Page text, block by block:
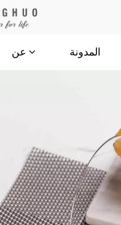
عن المدونة